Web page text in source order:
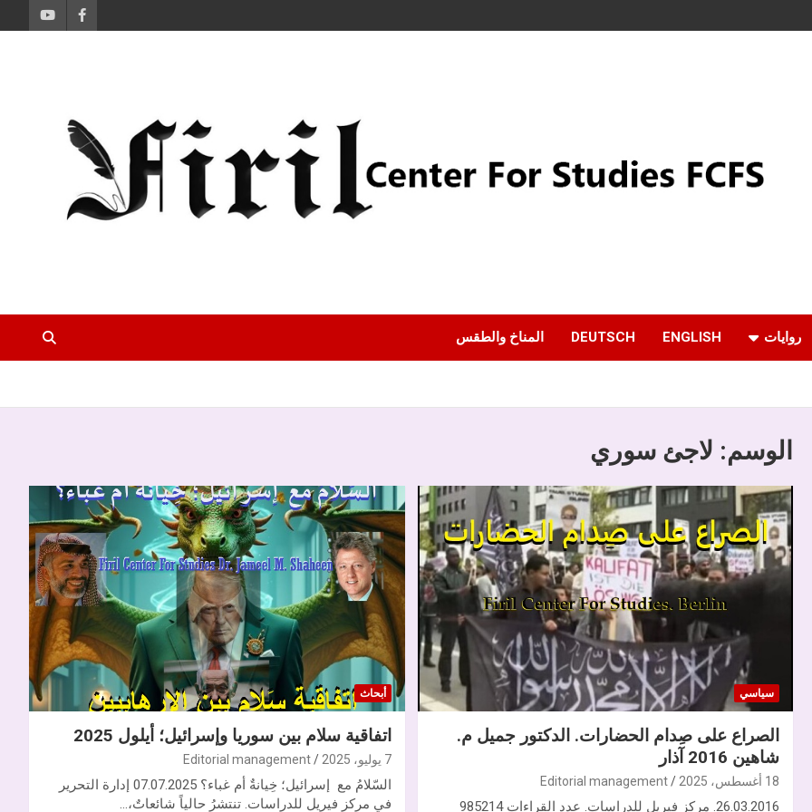
روايات ENGLISH
DEUTSCH المناخ والطقس
الوسم: لاجئ سوري
سياسي
الصراع على صِدام الحضارات. الدكتور جميل م.
شاهين 2016 آذار
18 أغسطس، 2025 Editorial management
26.03.2016. مركز فيريل للدراسات. عدد القراءات 985214
أبحاث
اتفاقية سلام بين سوريا وإسرائيل؛ أيلول 2025
7 يوليو، 2025 Editorial management
السّلامُ مع إسرائيل؛ خِيانةٌ أم غباء؟ 07.07.2025 إدارة التحرير
في مركز فيريل للدراسات. تنتشرُ حالياً شائعاتٌ،…